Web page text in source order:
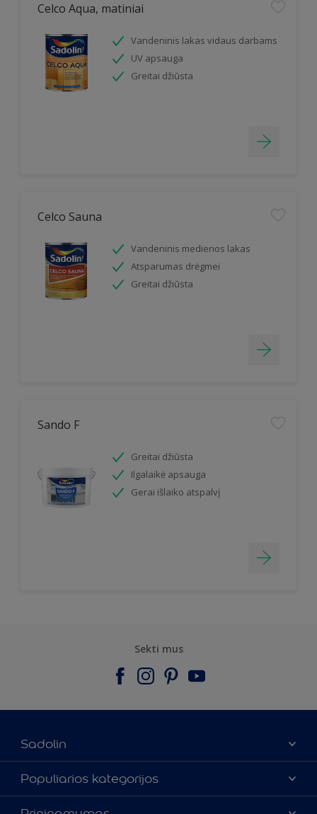
Celco Aqua, matiniai
Vandeninis lakas vidaus darbams
UV apsauga
Greitai džiūsta
Celco Sauna
Vandeninis medienos lakas
Atsparumas drėgmei
Greitai džiūsta
Sando F
Greitai džiūsta
Ilgalaikė apsauga
Gerai išlaiko atspalvį
Sekti mus
Sadolin
Apie mus
Susisiekti su mumis
Populiarios kategorijos
Spalvos